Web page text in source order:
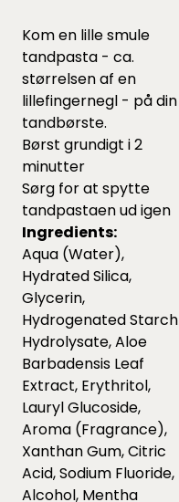
Kom en lille smule
tandpasta - ca.
størrelsen af en
lillefingernegl - på din
tandbørste.
Børst grundigt i 2
minutter
Sørg for at spytte
tandpastaen ud igen
Ingredients:
Aqua (Water),
Hydrated Silica,
Glycerin,
Hydrogenated Starch
Hydrolysate, Aloe
Barbadensis Leaf
Extract, Erythritol,
Lauryl Glucoside,
Aroma (Fragrance),
Xanthan Gum, Citric
Acid, Sodium Fluoride,
Alcohol, Mentha